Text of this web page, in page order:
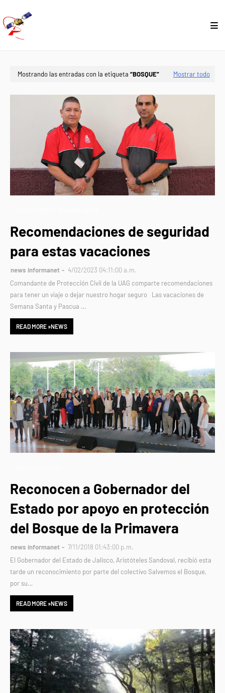
Mostrando las entradas con la etiqueta BOSQUE Mostrar todo
Recomendaciones de seguridad
para estas vacaciones
news informanet
4/02/2023 04:11:00 a.m.
Comandante de Protección Civil de la UAG comparte recomendaciones
para tener un viaje o dejar nuestro hogar seguro Las vacaciones de
Semana Santa y Pascua …
READ MORE »NEWS
Reconocen a Gobernador del
Estado por apoyo en protección
del Bosque de la Primavera
news informanet
7/11/2018 01:43:00 p.m.
El Gobernador del Estado de Jalisco, Aristóteles Sandoval, recibió esta
tarde un reconocimiento por parte del colectivo Salvemos el Bosque,
por su…
READ MORE »NEWS